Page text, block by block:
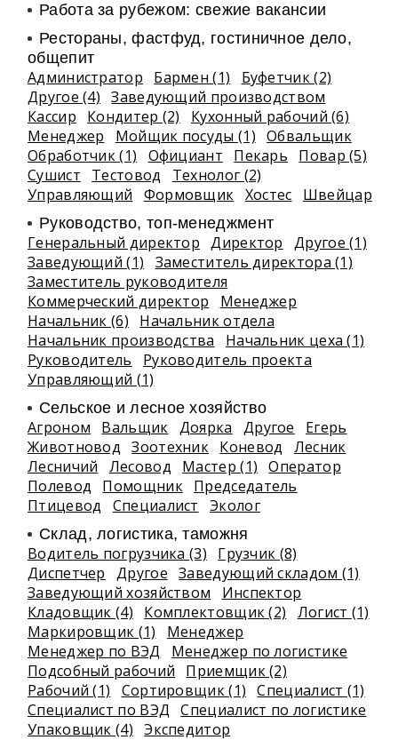
Работа за рубежом: свежие вакансии
Рестораны, фастфуд, гостиничное дело,
общепит
Администратор Бармен (1)
Буфетчик (2)
Другое (4)
Заведующий производством
Кассир
Кондитер (2)
Кухонный рабочий (6)
Менеджер
Мойщик посуды (1) Обвальщик
Обработчик (1)
Официант Пекарь
Повар (5)
Сушист
Тестовод
Технолог (2)
Управляющий
Формовщик Хостес Швейцар
Руководство, топ-менеджмент
Генеральный директор Директор
Другое (1)
Заведующий (1)
Заместитель директора (1)
Заместитель руководителя
Коммерческий директор
Менеджер
Начальник (6)
Начальник отдела
Начальник производства
Начальник цеха (1)
Руководитель
Руководитель проекта
Управляющий (1)
Сельское и лесное хозяйство
Агроном Вальщик Доярка Другое
Егерь
Животновод
Зоотехник Коневод
Лесник
Лесничий
Лесовод Мастер (1)
Оператор
Полевод
Помощник Председатель
Птицевод
Специалист Эколог
Склад, логистика, таможня
Водитель погрузчика (3)
Грузчик (8)
Диспетчер
Другое Заведующий складом (1)
Заведующий хозяйством
Инспектор
Кладовщик (4)
Комплектовщик (2)
Логист (1)
Маркировщик (1)
Менеджер
Менеджер по ВЭД
Менеджер по логистике
Подсобный рабочий
Приемщик (2)
Рабочий (1)
Сортировщик (1)
Специалист (1)
Специалист по ВЭД
Специалист по логистике
Упаковщик (4)
Экспедитор